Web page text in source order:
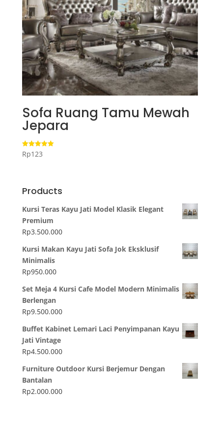
Sofa Ruang Tamu Mewah
Jepara
Dinilai
5.00
Rp123
Products
Kursi Teras Kayu Jati Model Klasik Elegant
Premium
Rp3.500.000
Kursi Makan Kayu Jati Sofa Jok Eksklusif
Minimalis
Rp950.000
Set Meja 4 Kursi Cafe Model Modern Minimalis
Berlengan
Rp9.500.000
Buffet Kabinet Lemari Laci Penyimpanan Kayu
Jati Vintage
Rp4.500.000
Furniture Outdoor Kursi Berjemur Dengan
Bantalan
Rp2.000.000